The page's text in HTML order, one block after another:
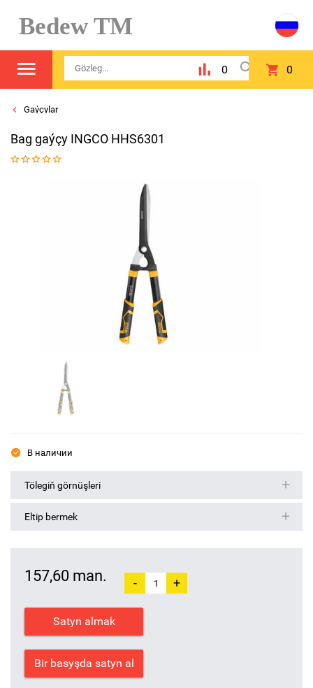
Bedew TM
0 0
Gaýçylar
Bag gaýçy INGCO HHS6301
В наличии
Tölegiň görnüşleri
Eltip bermek
157,60 man. - +
Satyn almak
Bir basyşda satyn al